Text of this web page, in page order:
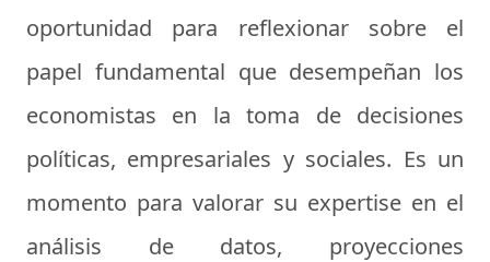
oportunidad para reflexionar sobre el
papel fundamental que desempeñan los
economistas en la toma de decisiones
políticas, empresariales y sociales. Es un
momento para valorar su expertise en el
análisis de datos, proyecciones